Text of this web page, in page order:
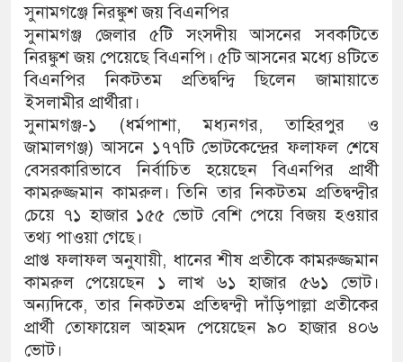
সুনামগঞ্জে নিরঙ্কুশ জয় বিএনপির
সুনামগঞ্জ জেলার ৫টি সংসদীয় আসনের সবকটিতে
নিরঙ্কুশ জয় পেয়েছে বিএনপি। ৫টি আসনের মধ্যে ৪টিতে
বিএনপির নিকটতম প্রতিদ্বন্দ্বি ছিলেন জামায়াতে
ইসলামীর প্রার্থীরা।
সুনামগঞ্জ-১ (ধর্মপাশা, মধ্যনগর, তাহিরপুর ও
জামালগঞ্জ) আসনে ১৭৭টি ভোটকেন্দ্রের ফলাফল শেষে
বেসরকারিভাবে নির্বাচিত হয়েছেন বিএনপির প্রার্থী
কামরুজ্জমান কামরুল। তিনি তার নিকটতম প্রতিদ্বন্দ্বীর
চেয়ে ৭১ হাজার ১৫৫ ভোট বেশি পেয়ে বিজয় হওয়ার
তথ্য পাওয়া গেছে।
প্রাপ্ত ফলাফল অনুযায়ী, ধানের শীষ প্রতীকে কামরুজ্জমান
কামরুল পেয়েছেন ১ লাখ ৬১ হাজার ৫৬১ ভোট।
অন্যদিকে, তার নিকটতম প্রতিদ্বন্দ্বী দাঁড়িপাল্লা প্রতীকের
প্রার্থী তোফায়েল আহমদ পেয়েছেন ৯০ হাজার ৪০৬
ভোট।